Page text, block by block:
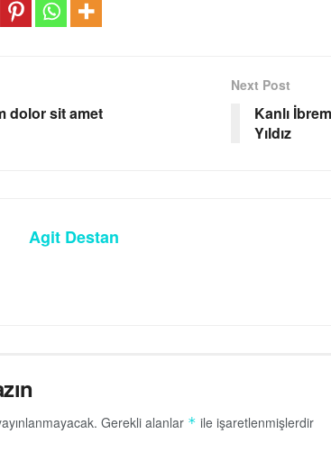
dolor sit amet
Next Post
Kanlı
Yıldız
Agit Destan
Gerekli alanlar * ile işaretlenmişlerdir